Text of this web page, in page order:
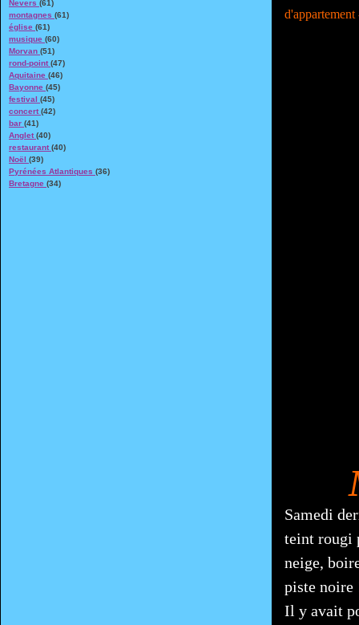
Nevers (61)
montagnes (61)
église (61)
musique (60)
Morvan (51)
rond-point (47)
Aquitaine (46)
Bayonne (45)
festival (45)
concert (42)
bar (41)
Anglet (40)
restaurant (40)
Noël (39)
Pyrénées Atlantiques (36)
Bretagne (34)
Samedi
teint rougi
neige,
piste noire
Il y avait